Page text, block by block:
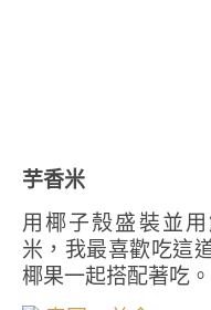
芋香米
用椰子殼盛裝並
米，我最喜歡吃這
椰果一起搭配著吃。